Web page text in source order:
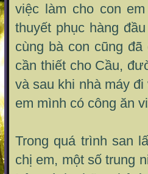
việc làm cho con
thuyết phục hàng
cùng bà con cũng
cần thiết cho Cầu,
và sau khi nhà máy
em mình có công ăn
Trong quá trình san
chị em, một số trung